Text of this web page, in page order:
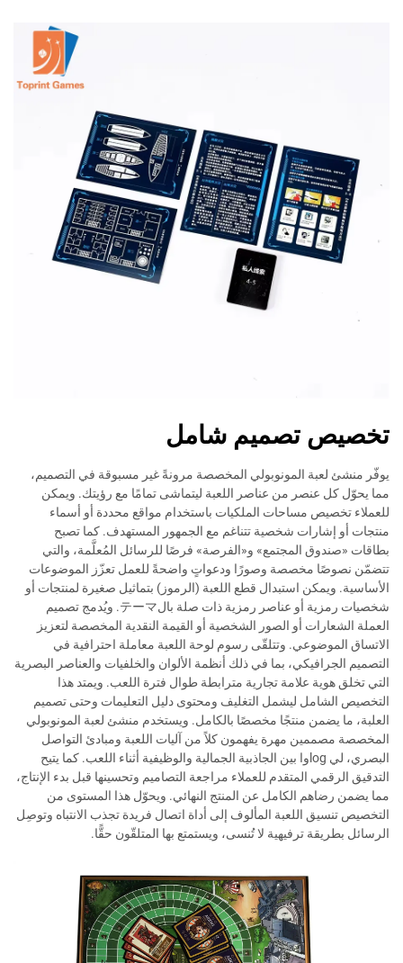
تخصيص تصميم شامل
يوفّر منشئ لعبة المونوبولي المخصصة مرونةً غير مسبوقة في التصميم،
مما يحوّل كل عنصر من عناصر اللعبة ليتماشى تمامًا مع رؤيتك. ويمكن
للعملاء تخصيص مساحات الملكيات باستخدام مواقع محددة أو أسماء
منتجات أو إشارات شخصية تتناغم مع الجمهور المستهدف. كما تصبح
بطاقات «صندوق المجتمع» و«الفرصة» فرصًا للرسائل المُعلَّمة، والتي
تتضمّن نصوصًا مخصصة وصورًا ودعواتٍ واضحةً للعمل تعزّز الموضوعات
الأساسية. ويمكن استبدال قطع اللعبة (الرموز) بتماثيل صغيرة لمنتجات أو
شخصيات رمزية أو عناصر رمزية ذات صلة بالテーマ. ويُدمج تصميم
العملة الشعارات أو الصور الشخصية أو القيمة النقدية المخصصة لتعزيز
الاتساق الموضوعي. وتتلقّى رسوم لوحة اللعبة معاملة احترافية في
التصميم الجرافيكي، بما في ذلك أنظمة الألوان والخلفيات والعناصر البصرية
التي تخلق هوية علامة تجارية مترابطة طوال فترة اللعب. ويمتد هذا
التخصيص الشامل ليشمل التغليف ومحتوى دليل التعليمات وحتى تصميم
العلبة، ما يضمن منتجًا مخصصًا بالكامل. ويستخدم منشئ لعبة المونوبولي
المخصصة مصممين مهرة يفهمون كلاً من آليات اللعبة ومبادئ التواصل
البصري، لي logوا بين الجاذبية الجمالية والوظيفية أثناء اللعب. كما يتيح
التدقيق الرقمي المتقدم للعملاء مراجعة التصاميم وتحسينها قبل بدء الإنتاج،
مما يضمن رضاهم الكامل عن المنتج النهائي. ويحوّل هذا المستوى من
التخصيص تنسيق اللعبة المألوف إلى أداة اتصال فريدة تجذب الانتباه وتوصِل
الرسائل بطريقة ترفيهية لا تُنسى، ويستمتع بها المتلقّون حقًّا.